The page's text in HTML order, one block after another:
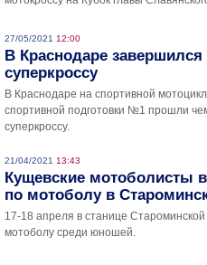
27/05/2021 12:00
В Краснодаре
суперкроссу
В Краснодаре на спортивной
спортивной подготовки №1 прошли
суперкроссу.
21/04/2021 13:43
Кущевские мотоболисты
по мотоболу в
17-18 апреля в станице
мотоболу среди юношей.